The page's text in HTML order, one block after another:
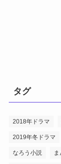
タグ
2018年ドラマ
2019年冬ドラマ
なろう小説 ま